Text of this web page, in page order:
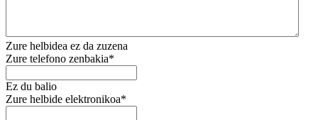
Zure helbidea ez da zuzena
Zure telefono zenbakia*
Ez du balio
Zure helbide elektronikoa*